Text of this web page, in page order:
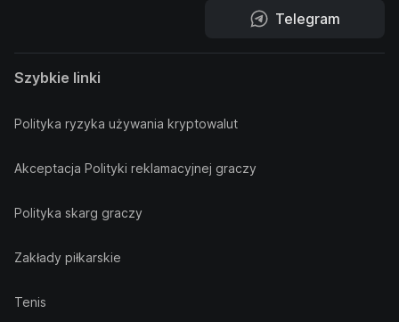
Telegram
Szybkie linki
Polityka ryzyka używania kryptowalut
Akceptacja Polityki reklamacyjnej graczy
Polityka skarg graczy
Zakłady piłkarskie
Tenis